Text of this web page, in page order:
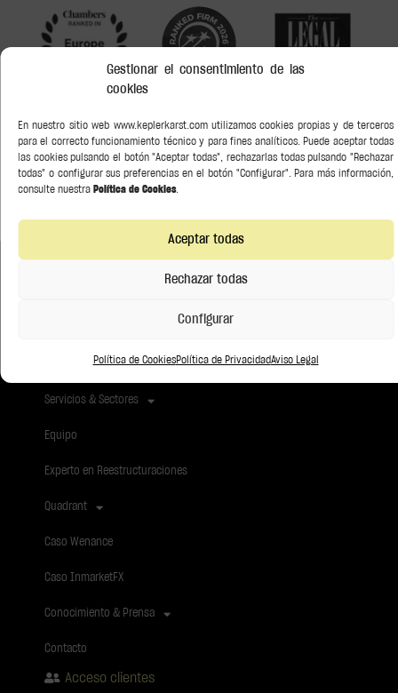
Gestionar el consentimiento de las
cookies
En nuestro sitio web www.keplerkarst.com utilizamos cookies propias y de terceros
para el correcto funcionamiento técnico y para fines analíticos. Puede aceptar todas
las cookies pulsando el botón "Aceptar todas", rechazarlas todas pulsando "Rechazar
todas" o configurar sus preferencias en el botón "Configurar". Para más información,
consulte nuestra Política de Cookies.
Aceptar todas
Rechazar todas
Configurar
Política de CookiesPolítica de PrivacidadAviso Legal
Construye relaciones duraderas.
Empresa
Servicios & Sectores
Equipo
Experto en Reestructuraciones
Quadrant
Caso Wenance
Caso InmarketFX
Conocimiento & Prensa
Contacto
Acceso clientes